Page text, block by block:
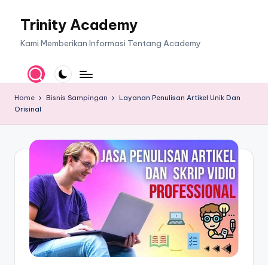
Trinity Academy
Kami Memberikan Informasi Tentang Academy
Home Bisnis Sampingan
Layanan Penulisan Artikel Unik Dan
Orisinal